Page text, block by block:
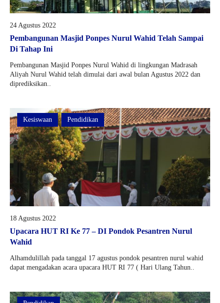
24 Agustus 2022
Pembangunan Masjid Ponpes Nurul Wahid Telah Sampai
Di Tahap Ini
Pembangunan Masjid Ponpes Nurul Wahid di lingkungan Madrasah
Aliyah Nurul Wahid telah dimulai dari awal bulan Agustus 2022 dan
diprediksikan..
Kesiswaan Pendidikan
18 Agustus 2022
Upacara HUT RI Ke 77 – DI Pondok Pesantren Nurul
Wahid
Alhamdulillah pada tanggal 17 agustus pondok pesantren nurul wahid
dapat mengadakan acara upacara HUT RI 77 ( Hari Ulang Tahun..